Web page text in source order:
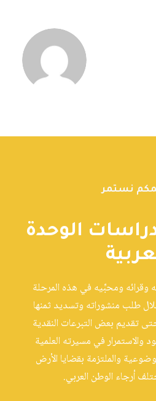
نستمر
الوحدة
وقرائه ومحبِّيه في هذه المرحلة
طلب منشوراته وتسديد ثمنها
حتى تقديم بعض التبرعات النقدية
والاستمرار في مسيرته العلمية
والملتزمة بقضايا الأرض
أرجاء الوطن العربي.